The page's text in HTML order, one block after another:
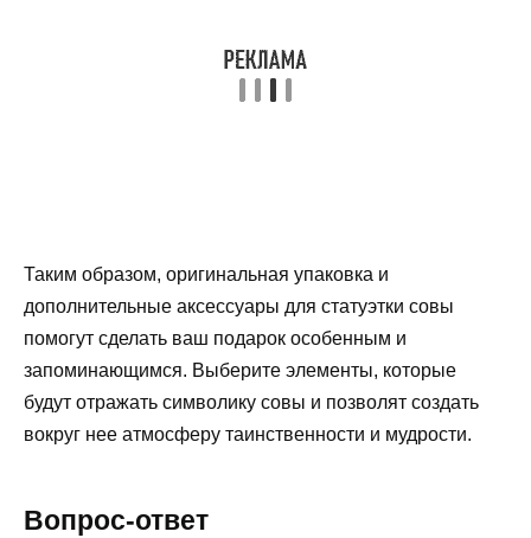
Таким образом, оригинальная упаковка и
дополнительные аксессуары для статуэтки совы
помогут сделать ваш подарок особенным и
запоминающимся. Выберите элементы, которые
будут отражать символику совы и позволят создать
вокруг нее атмосферу таинственности и мудрости.
Вопрос-ответ